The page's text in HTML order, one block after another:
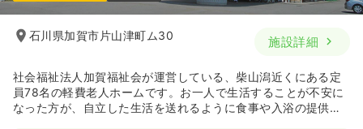
石川県加賀市片山津町ム30 施設詳細
社会福祉法人加賀福祉会が運営している、柴山潟近くにある定
員78名の軽費老人ホームです。お一人で生活することが不安に
なった方が、自立した生活を送れるように食事や入浴の提供を